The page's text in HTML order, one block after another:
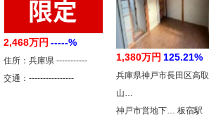
2,468万円 -----%
住所：兵庫県 -----------
交通：----------------
1,380万円 125.21%
兵庫県神戸市長田区高取
山…
神戸市営地下… 板宿駅